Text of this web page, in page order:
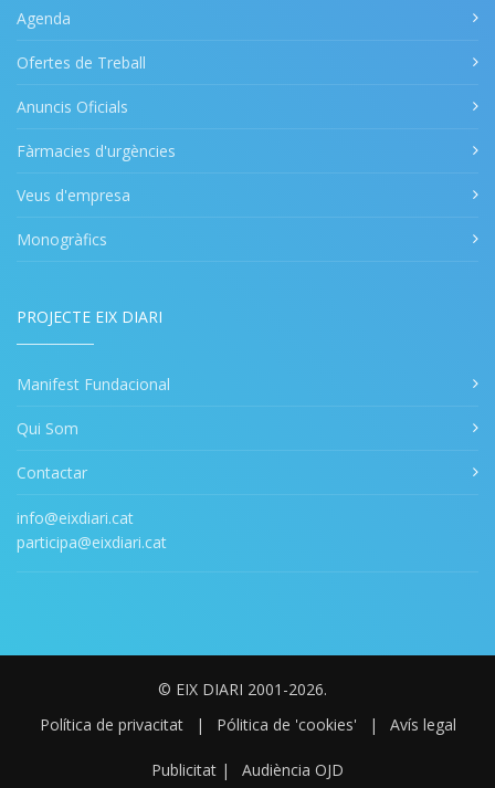
Agenda
Ofertes de Treball
Anuncis Oficials
Fàrmacies d'urgències
Veus d'empresa
Monogràfics
PROJECTE EIX DIARI
Manifest Fundacional
Qui Som
Contactar
info@eixdiari.cat
participa@eixdiari.cat
© EIX DIARI 2001-2026.
Política de privacitat
| Pólitica de 'cookies' | Avís legal
Publicitat | Audiència OJD